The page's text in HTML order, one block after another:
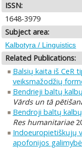
ISSN:
1648-3979
Subject area:
Kalbotyra / Linguistics
Related Publications:
Balsių kaita iš CeR
veiksmažodžių
Bendrieji baltų
Vārds un tā
Bendroji baltų
Res humanitariae
Indoeuropietiškųjų
apofonijos